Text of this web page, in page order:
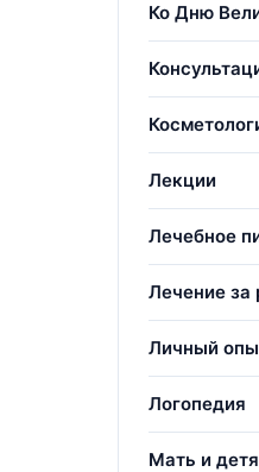
Ко Дню
Лекции
Лечебное
Лечение
Личный
Логопедия
Мать и детя